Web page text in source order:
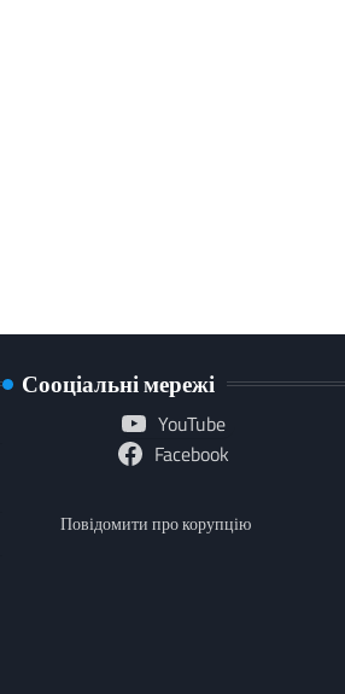
Сооціальні мережі
YouTube
Facebook
Повідомити про корупцію